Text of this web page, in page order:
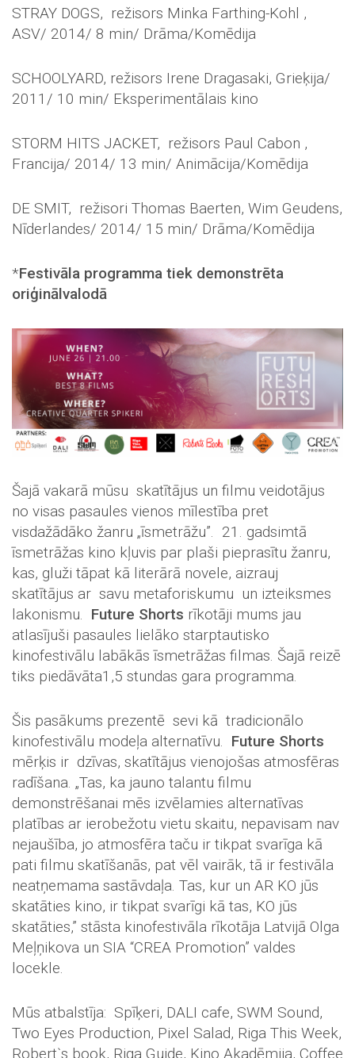
STRAY DOGS, režisors Minka Farthing-Kohl ,
ASV/ 2014/ 8 min/ Drāma/Komēdija
SCHOOLYARD, režisors Irene Dragasaki, Grieķija/
2011/ 10 min/ Eksperimentālais kino
STORM HITS JACKET, režisors Paul Cabon ,
Francija/ 2014/ 13 min/ Animācija/Komēdija
DE SMIT, režisori Thomas Baerten, Wim Geudens,
Nīderlandes/ 2014/ 15 min/ Drāma/Komēdija
*Festivāla programma tiek demonstrēta
oriģinālvalodā
Šajā vakarā mūsu skatītājus un filmu veidotājus
no visas pasaules vienos mīlestība pret
visdažādāko žanru „īsmetrāžu”. 21. gadsimtā
īsmetrāžas kino kļuvis par plaši pieprasītu žanru,
kas, gluži tāpat kā literārā novele, aizrauj
skatītājus ar savu metaforiskumu un izteiksmes
lakonismu. Future Shorts rīkotāji mums jau
atlasījuši pasaules lielāko starptautisko
kinofestivālu labākās īsmetrāžas filmas. Šajā reizē
tiks piedāvāta1,5 stundas gara programma.
Šis pasākums prezentē sevi kā tradicionālo
kinofestivālu modeļa alternatīvu. Future Shorts
mērķis ir dzīvas, skatītājus vienojošas atmosfēras
radīšana. „Tas, ka jauno talantu filmu
demonstrēšanai mēs izvēlamies alternatīvas
platības ar ierobežotu vietu skaitu, nepavisam nav
nejaušība, jo atmosfēra taču ir tikpat svarīga kā
pati filmu skatīšanās, pat vēl vairāk, tā ir festivāla
neatņemama sastāvdaļa. Tas, kur un AR KO jūs
skatāties kino, ir tikpat svarīgi kā tas, KO jūs
skatāties,” stāsta kinofestivāla rīkotāja Latvijā Olga
Meļņikova un SIA “CREA Promotion” valdes
locekle.
Mūs atbalstīja: Spīķeri, DALI cafe, SWM Sound,
Two Eyes Production, Pixel Salad, Riga This Week,
Robert`s book, Riga Guide, Kino Akadēmija, Coffee